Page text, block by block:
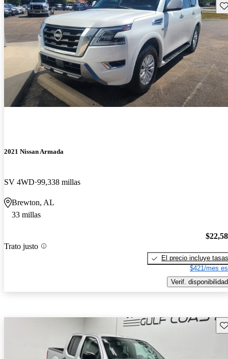
2021 Nissan Armada
SV 4WD 99,338 millas
Brewton, AL
33 millas
Trato justo
El precio incluye tasas
$421/mes
Verif. disponibilidad